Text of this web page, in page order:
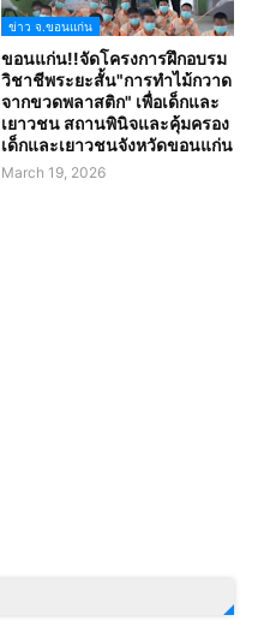
ข่าว จ.ขอนแก่น
ขอนแก่น!!จัดโครงการฝึกอบรม
วิชาชีพระยะสั้น"การทำไม้กวาด
จากขวดพลาสติก" เพื่อเด็กและ
เยาวชน สถานพินิจและคุ้มครอง
เด็กและเยาวชนจังหวัดขอนแก่น
March 19, 2026